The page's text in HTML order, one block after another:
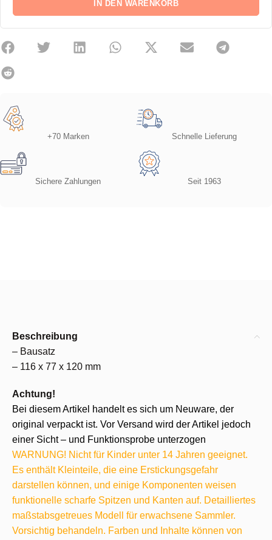
IN DEN WARENKORB
+70 Marken Schnelle Lieferung
Sichere Zahlungen Seit 1963
Beschreibung
– Bausatz
– 116 x 77 x 120 mm
Achtung!
Bei diesem Artikel handelt es sich um Neuware, der
original verpackt ist. Vor Versand wird der Artikel jedoch
einer Sicht – und Funktionsprobe unterzogen
WARNUNG! Nicht für Kinder unter 14 Jahren geeignet.
Es enthält Kleinteile, die eine Erstickungsgefahr
darstellen können, und einige Komponenten weisen
funktionelle scharfe Spitzen und Kanten auf. Detailliertes
maßstabsgetreues Modell für erwachsene Sammler.
Vorsichtig behandeln. Farben und Inhalte können von